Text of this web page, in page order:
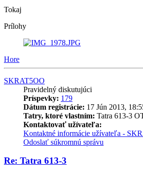
Tokaj
Prílohy
Hore
SKRAT5OO
Pravidelný diskutujúci
Príspevky: 179
Dátum registrácie: 17 Jún 2013,
Tatry, ktoré vlastním: Tatra 613-3
Kontaktovať užívateľa:
Kontaktné informácie užívateľa -
Odoslať súkromnú správu
Re: Tatra 613-3